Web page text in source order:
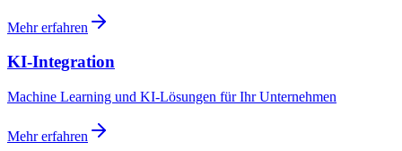
Mehr erfahren
KI-Integration
Machine Learning und KI-Lösungen für Ihr Unternehmen
Mehr erfahren